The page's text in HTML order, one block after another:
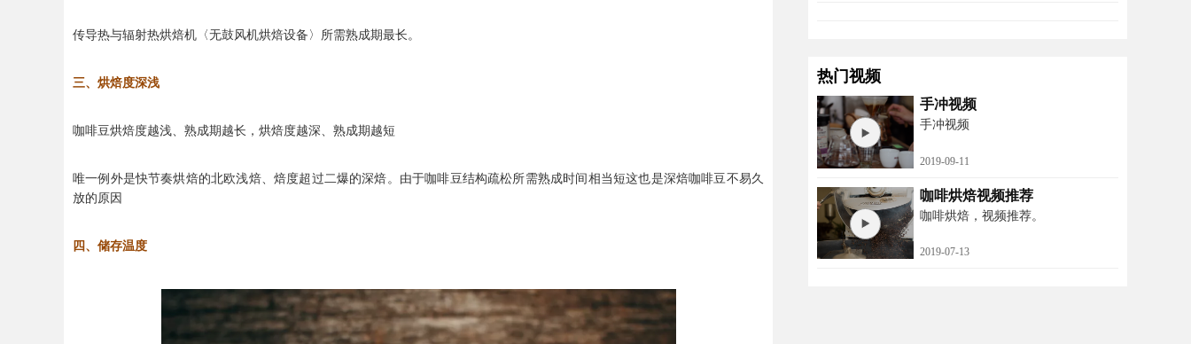
传导热与辐射热烘焙机〈无鼓风机烘焙设备〉所需熟成期最长。
三、烘焙度深浅
咖啡豆烘焙度越浅、熟成期越长，烘焙度越深、熟成期越短
唯一例外是快节奏烘焙的北欧浅焙、焙度超过二爆的深焙。由于咖啡豆结构疏松所需熟成时间相当短这也是深焙咖啡豆不易久
放的原因
四、储存温度
热门视频
手冲视频
手冲视频
2019-09-11
咖啡烘焙视频推荐
咖啡烘焙，视频推荐。
2019-07-13